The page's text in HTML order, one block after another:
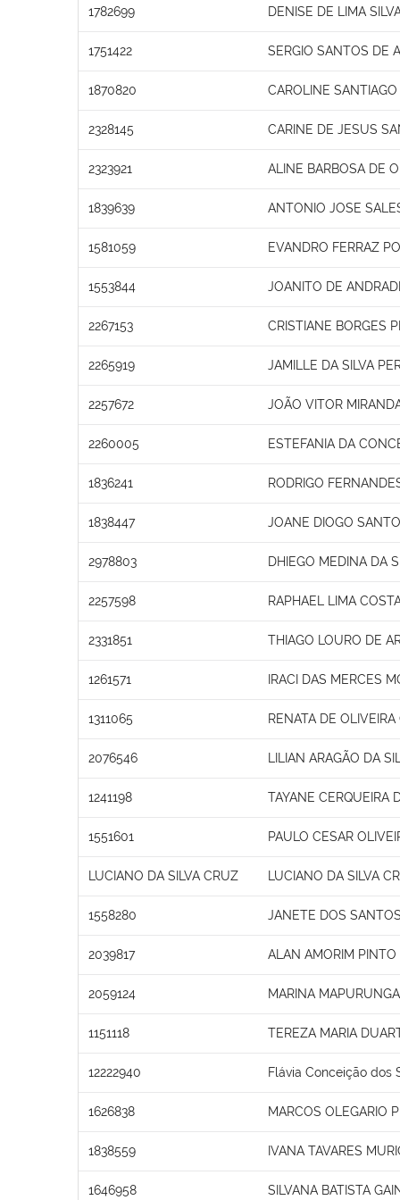
1782699 DENISE DE LIMA
1751422 SERGIO SANTOS DE
1870820 CAROLINE
2328145 CARINE DE JESUS
2323921 ALINE BARBOSA DE
1839639 ANTONIO JOSE
1581059 EVANDRO FERRAZ
1553844 JOANITO DE
2267153 CRISTIANE BORGES
2265919 JAMILLE DA SILVA
2257672 JOÃO VITOR
2260005 ESTEFANIA DA
1836241 RODRIGO
1838447 JOANE DIOGO
2978803 DHIEGO MEDINA DA
2257598 RAPHAEL LIMA
2331851 THIAGO LOURO DE
1261571 IRACI DAS MERCES
1311065 RENATA DE
2076546 LILIAN ARAGÃO DA
1241198 TAYANE CERQUEIRA
1551601 PAULO CESAR
LUCIANO DA SILVA CRUZ LUCIANO DA SILVA
1558280 JANETE DOS
2039817 ALAN AMORIM PINTO
2059124 MARINA
1151118 TEREZA MARIA
12222940 Flávia Conceição dos
1626838 MARCOS OLEGARIO
1838559 IVANA TAVARES
1646958 SILVANA BATISTA